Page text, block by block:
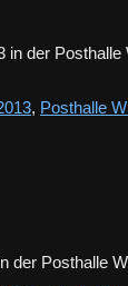
der
, Posthalle
der